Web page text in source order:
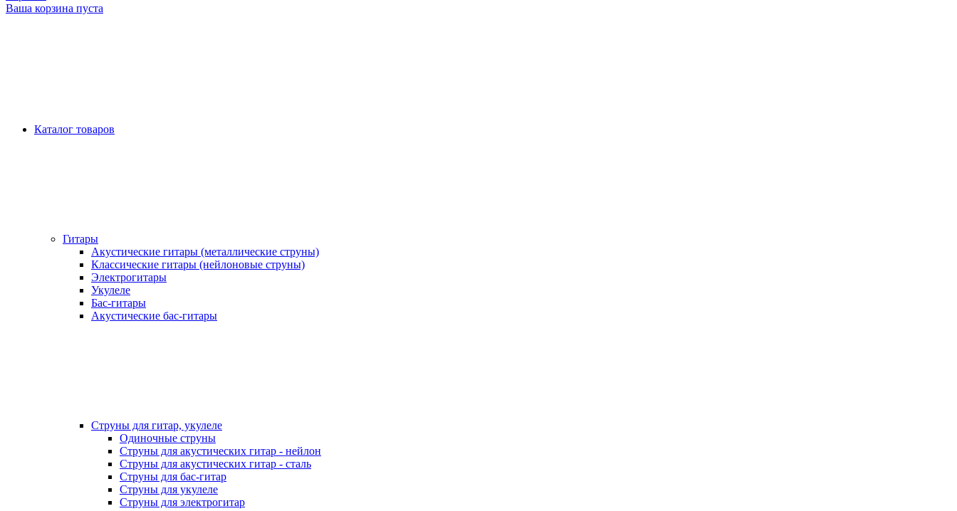
Ваша корзина пуста
Каталог товаров
Гитары
Акустические гитары (металлические струны)
Классические гитары (нейлоновые струны)
Электрогитары
Укулеле
Бас-гитары
Акустические бас-гитары
Струны для гитар, укулеле
Одиночные струны
Струны для акустических гитар - нейлон
Струны для акустических гитар - сталь
Струны для бас-гитар
Струны для укулеле
Струны для электрогитар